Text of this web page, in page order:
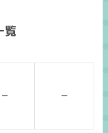
覧
ー ー